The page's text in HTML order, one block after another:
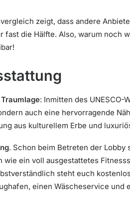
zeigt, dass andere
fast die Hälfte. Also, warum noch
Traumlage: Inmitten des UNESCO-
auch eine hervorragende
aus kulturellem Erbe und
. Schon beim Betreten der Lobby
ein voll ausgestattetes
steht euch
einen Wäscheservice und